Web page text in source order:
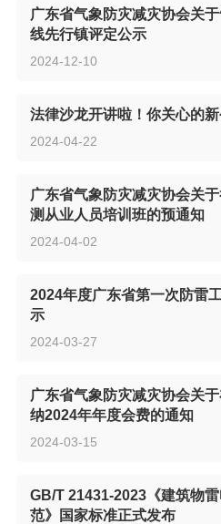
广东省气象防灾减灾协会关
线先行镇评定公示
2024-12-10
法律沙龙开讲啦！你关心的
2024-04-22
广东省气象防灾减灾协会关
测从业人员培训班的预通知
2024-04-02
2024年度广东省第一次防雷
示
2024-03-27
广东省气象防灾减灾协会关
纳2024年年度会费的通知
2024-03-15
GB/T 21431-2023《建筑物
范》国家标准正式发布